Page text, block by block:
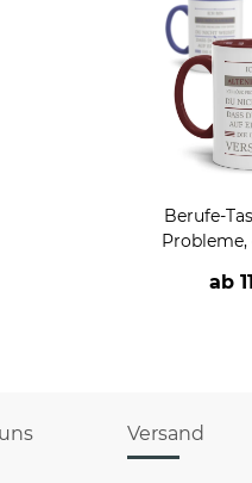
Berufe-
ab
Versand